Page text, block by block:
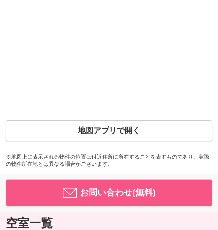
地図アプリで開く
※地図上に表示される物件の位置は付近住所に所在することを表すものであり、実際
の物件所在地とは異なる場合がございます。
お問い合わせ(無料)
空室一覧